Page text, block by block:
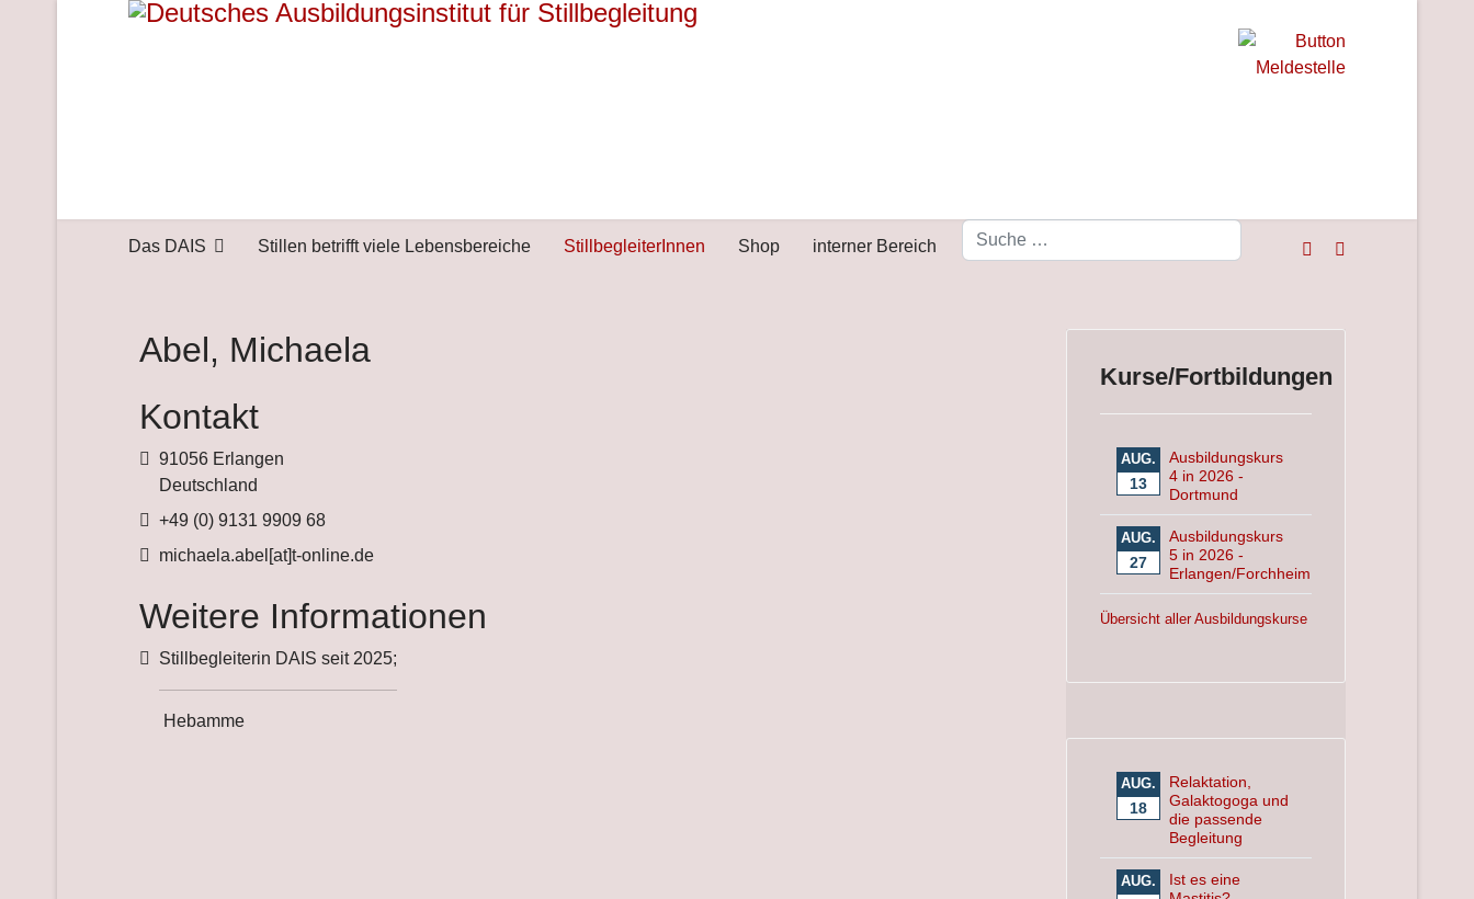
Das DAIS Stillen betrifft viele Lebensbereiche StillbegleiterInnen Shop interner Bereich
Abel, Michaela
Kontakt
Adresse
91056 Erlangen
Deutschland
Telefon
+49 (0) 9131 9909 68
Fax
michaela.abel[at]t-online.de
Weitere Informationen
Weitere Informationen
Stillbegleiterin DAIS seit 2025;
Hebamme
Kurse/Fortbildungen
AUG.
13
Ausbildungskurs
4 in 2026 -
Dortmund
AUG.
27
Ausbildungskurs
5 in 2026 -
Erlangen/Forchheim
Übersicht aller Ausbildungskurse
AUG.
18
Relaktation,
Galaktogoga und
die passende
Begleitung
AUG.
Ist es eine